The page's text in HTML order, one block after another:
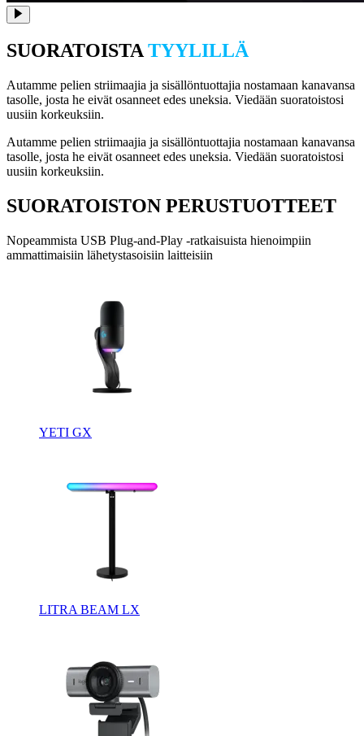
SUORATOISTATYYLILLÄ
Autamme pelien striimaajia ja sisällöntuottajia nostamaan kanavansa
tasolle, josta he eivät osanneet edes uneksia. Viedään suoratoistosi
uusiin korkeuksiin.
Autamme pelien striimaajia ja sisällöntuottajia nostamaan kanavansa
tasolle, josta he eivät osanneet edes uneksia. Viedään suoratoistosi
uusiin korkeuksiin.
SUORATOISTON PERUSTUOTTEET
Nopeammista USB Plug-and-Play -ratkaisuista hienoimpiin
ammattimaisiin lähetystasoisiin laitteisiin
YETI GX
LITRA BEAM LX